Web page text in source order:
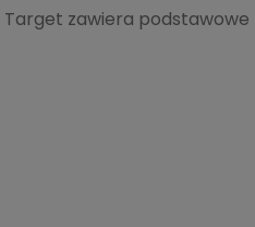
Target zawiera podstawowe